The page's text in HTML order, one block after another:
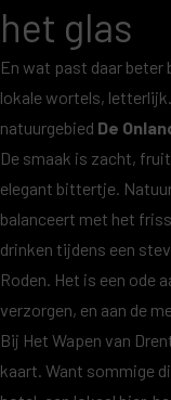
het glas
En wat past daar beter
lokale wortels,
natuurgebied De
De smaak is zacht,
elegant bittertje.
balanceert met het
drinken tijdens een
Roden. Het is een ode
verzorgen, en aan de
Bij Het Wapen van
kaart. Want sommige